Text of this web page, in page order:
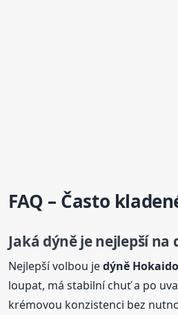
FAQ – Často
Jaká dýně je nejlepší
Nejlepší volbou jedýně Hokaido
loupat, má stabilní chuť a po
krémovou konzistenci bez